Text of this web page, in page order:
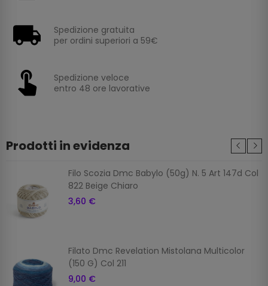
Spedizione gratuita
per ordini superiori a 59€
Spedizione veloce
entro 48 ore lavorative
Prodotti in evidenza
Filo Scozia Dmc Babylo (50g) N. 5 Art 147d Col
822 Beige Chiaro
3,60 €
Filato Dmc Revelation Mistolana Multicolor
(150 G) Col 211
9,00 €